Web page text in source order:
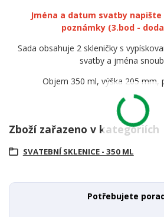
Jména a datum svatby
poznámky (3.bod -
Sada obsahuje 2 skleničky s
svatby a jména
Objem 350 ml, výška 205 mm,
Zboží zařazeno v kategoriích
SVATEBNÍ SKLENICE - 350 ML
Potřebujete